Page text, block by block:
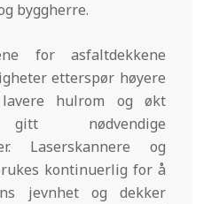
byggherre.
for asfaltdekkene
etterspør høyere
hulrom og økt
gitt nødvendige
Laserskannere og
kontinuerlig for å
jevnhet og dekker